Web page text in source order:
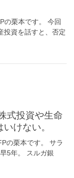
の栗本です。 今回
投資を話すと、否定
けない。
の栗本です。 サラ
5年。 スルガ銀